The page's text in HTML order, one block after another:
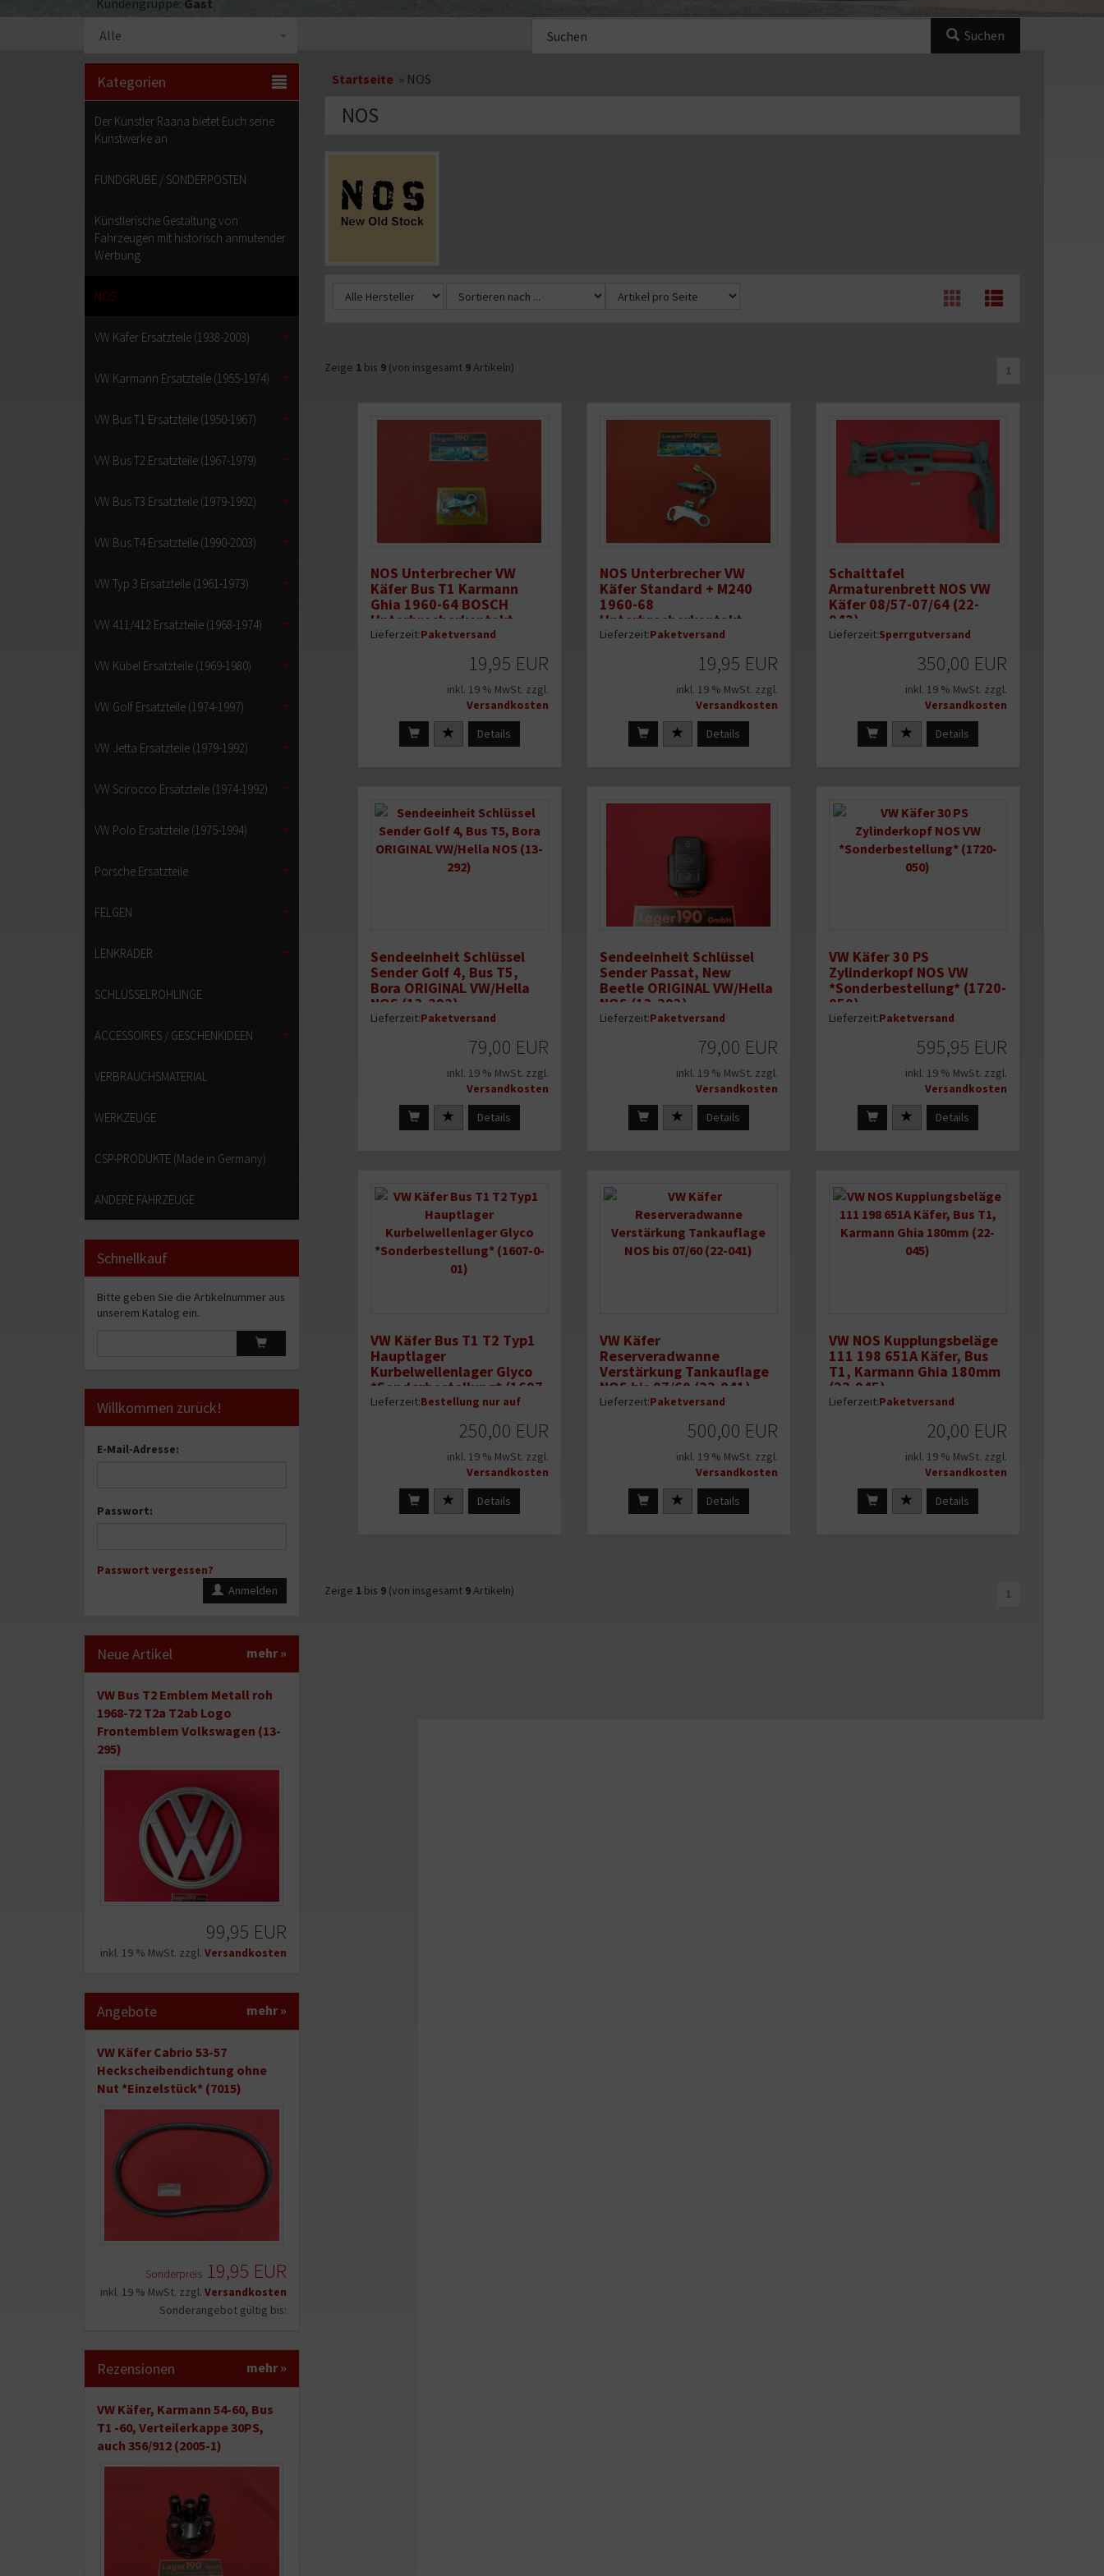
Kundengruppe: Gast
Alle Suchen
Kategorien
Der Künstler Raana bietet Euch seine
Kunstwerke an
FUNDGRUBE / SONDERPOSTEN
Künstlerische Gestaltung von
Fahrzeugen mit historisch anmutender
Werbung
NOS
VW Käfer Ersatzteile (1938-2003)
VW Karmann Ersatzteile (1955-1974)
VW Bus T1 Ersatzteile (1950-1967)
VW Bus T2 Ersatzteile (1967-1979)
VW Bus T3 Ersatzteile (1979-1992)
VW Bus T4 Ersatzteile (1990-2003)
VW Typ 3 Ersatzteile (1961-1973)
VW 411/412 Ersatzteile (1968-1974)
VW Kübel Ersatzteile (1969-1980)
VW Golf Ersatzteile (1974-1997)
VW Jetta Ersatzteile (1979-1992)
VW Scirocco Ersatzteile (1974-1992)
VW Polo Ersatzteile (1975-1994)
Porsche Ersatzteile
FELGEN
LENKRÄDER
SCHLÜSSELROHLINGE
ACCESSOIRES / GESCHENKIDEEN
VERBRAUCHSMATERIAL
WERKZEUGE
CSP-PRODUKTE (Made in Germany)
ANDERE FAHRZEUGE
Schnellkauf
Bitte geben Sie die Artikelnummer aus
unserem Katalog ein.
Artikel schnell hinzufügen
Willkommen zurück!
E-Mail-Adresse:
Passwort:
Passwort vergessen?
Anmelden
Neue Artikel mehr »
VW Bus T2 Emblem Metall roh
1968-72 T2a T2ab Logo
Frontemblem Volkswagen (13-
295)
99,95 EUR
inkl. 19 % MwSt. zzgl. Versandkosten
Angebote mehr »
VW Käfer Cabrio 53-57
Heckscheibendichtung ohne
Nut *Einzelstück* (7015)
Sonderpreis19,95 EUR
inkl. 19 % MwSt. zzgl. Versandkosten
Sonderangebot gültig bis:
Rezensionen mehr »
VW Käfer, Karmann 54-60, Bus
T1 -60, Verteilerkappe 30PS,
auch 356/912 (2005-1)
Startseite » NOS
NOS
Kategoriebeschreibung
Zeige 1bis 9(von insgesamt 9Artikeln) 1
NOS Unterbrecher VW
Käfer Bus T1 Karmann
Ghia 1960-64 BOSCH
Unterbrecherkontakt
Zündkontakt (2009-
Lieferzeit:Paketversand
19,95 EUR
inkl. 19 % MwSt. zzgl.
Versandkosten
Details
NOS Unterbrecher VW
Käfer Standard + M240
1960-68
Unterbrecherkontakt
Zündkontakt (2009-
Lieferzeit:Paketversand
19,95 EUR
inkl. 19 % MwSt. zzgl.
Versandkosten
Details
Schalttafel
Armaturenbrett NOS VW
Käfer 08/57-07/64 (22-
042)
Lieferzeit:Sperrgutversand
350,00 EUR
inkl. 19 % MwSt. zzgl.
Versandkosten
Details
Sendeeinheit Schlüssel
Sender Golf 4, Bus T5,
Bora ORIGINAL VW/Hella
NOS (13-292)
Lieferzeit:Paketversand
79,00 EUR
inkl. 19 % MwSt. zzgl.
Versandkosten
Details
Sendeeinheit Schlüssel
Sender Passat, New
Beetle ORIGINAL VW/Hella
NOS (13-293)
Lieferzeit:Paketversand
79,00 EUR
inkl. 19 % MwSt. zzgl.
Versandkosten
Details
VW Käfer 30 PS
Zylinderkopf NOS VW
*Sonderbestellung* (1720-
050)
Lieferzeit:Paketversand
595,95 EUR
inkl. 19 % MwSt. zzgl.
Versandkosten
Details
VW Käfer Bus T1 T2 Typ1
Hauptlager
Kurbelwellenlager Glyco
*Sonderbestellung* (1607-
0-01)
Lieferzeit:Bestellung nur auf
250,00 EUR
inkl. 19 % MwSt. zzgl.
Versandkosten
Details
VW Käfer
Reserveradwanne
Verstärkung Tankauflage
NOS bis 07/60 (22-041)
Lieferzeit:Paketversand
500,00 EUR
inkl. 19 % MwSt. zzgl.
Versandkosten
Details
VW NOS Kupplungsbeläge
111 198 651A Käfer, Bus
T1, Karmann Ghia 180mm
(22-045)
Lieferzeit:Paketversand
20,00 EUR
inkl. 19 % MwSt. zzgl.
Versandkosten
Details
Zeige 1bis 9(von insgesamt 9Artikeln) 1